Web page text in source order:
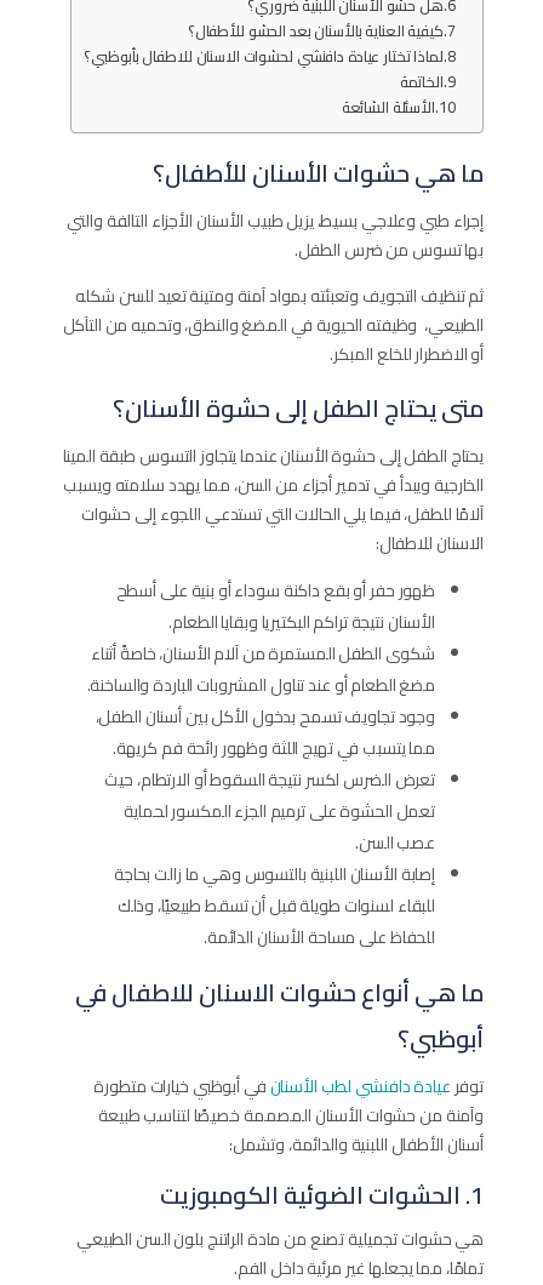
كيفية العناية بالأسنان بعد الحشو للأطفال؟
لماذا تختار عيادة دافنشي لحشوات الاسنان للاطفال بأبوظبي؟
الخاتمة
الأسئلة الشائعة
ما هي حشوات الأسنان للأطفال؟
إجراء طبي وعلاجي بسيط، يزيل طبيب الأسنان الأجزاء التالفة والتي
بها تسوس من ضرس الطفل.
ثم تنظيف التجويف وتعبئته بمواد آمنة ومتينة تعيد للسن شكله
الطبيعي، وظيفته الحيوية في المضغ والنطق، وتحميه من التآكل
أو الاضطرار للخلع المبكر.
متى يحتاج الطفل إلى حشوة الأسنان؟
يحتاج الطفل إلى حشوة الأسنان عندما يتجاوز التسوس طبقة المينا
الخارجية ويبدأ في تدمير أجزاء من السن، مما يهدد سلامته ويسبب
آلامًا للطفل، فيما يلي الحالات التي تستدعي اللجوء إلى حشوات
الاسنان للاطفال:
ظهور حفر أو بقع داكنة سوداء أو بنية على أسطح
الأسنان نتيجة تراكم البكتيريا وبقايا الطعام.
شكوى الطفل المستمرة من آلام الأسنان، خاصةً أثناء
مضغ الطعام أو عند تناول المشروبات الباردة والساخنة.
وجود تجاويف تسمح بدخول الأكل بين أسنان الطفل،
مما يتسبب في تهيج اللثة وظهور رائحة فم كريهة.
تعرض الضرس لكسر نتيجة السقوط أو الارتطام، حيث
تعمل الحشوة على ترميم الجزء المكسور لحماية
عصب السن.
إصابة الأسنان اللبنية بالتسوس وهي ما زالت بحاجة
للبقاء لسنوات طويلة قبل أن تسقط طبيعيًا، وذلك
للحفاظ على مساحة الأسنان الدائمة.
ما هي أنواع حشوات الاسنان للاطفال في
أبوظبي؟
توفرعيادة دافنشي لطب الأسنانفي أبوظبي خيارات متطورة
وآمنة من حشوات الأسنان المصممة خصيصًا لتناسب طبيعة
أسنان الأطفال اللبنية والدائمة، وتشمل:
1. الحشوات الضوئية الكومبوزيت
هي حشوات تجميلية تصنع من مادة الراتنج بلون السن الطبيعي
تمامًا، مما يجعلها غير مرئية داخل الفم.